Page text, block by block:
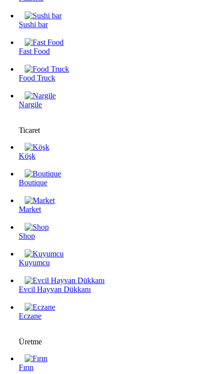
Sushi bar
Fast Food
Food Truck
Nargile
Ticaret
Köşk
Boutique
Market
Shop
Kuyumcu
Evcil Hayvan Dükkanı
Eczane
Üretme
Fırın